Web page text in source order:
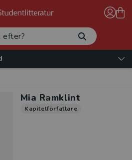
Mia Ramklint
Kapitelförfattare